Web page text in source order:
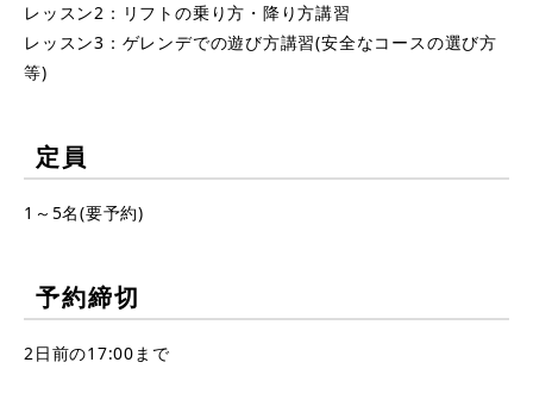
レッスン2：リフトの乗り方・降り方講習
レッスン3：ゲレンデでの遊び方講習(安全なコースの選び方
等)
定員
1～5名(要予約)
予約締切
2日前の17:00まで